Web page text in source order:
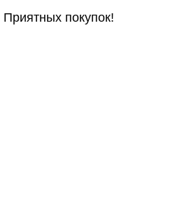
Приятных покупок!